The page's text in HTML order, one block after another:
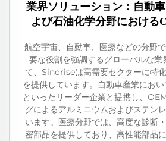
業界ソリューション：自動
よび石油化学分野における
航空宇宙、自動車、医療などの分野
要な役割を強調するグローバルな業
て、Sinoriseは高需要セクターに特
を提供しています。自動車産業にお
といったリーダー企業と提携し、
グによるアルミニウムおよびステン
います。医療分野では、高度な診断
密部品を提供しており、高性能部品